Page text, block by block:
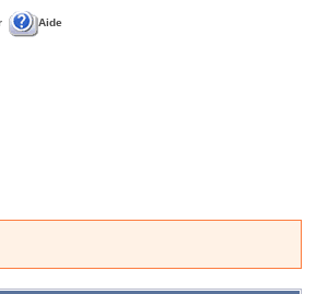
Aide